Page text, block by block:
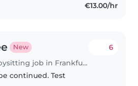
€13.00/hr
New
Babysitting job in Frankfurt am Main
6
To be continued. Test